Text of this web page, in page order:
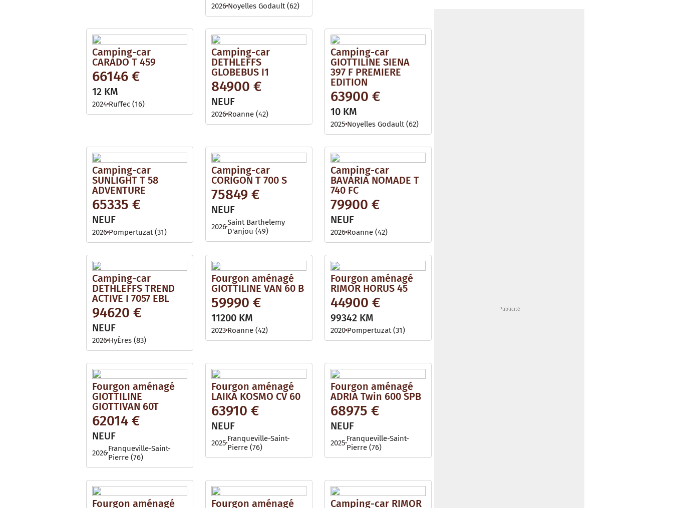
2026 Noyelles Godault (62)
Camping-car
CARADO T 459
66146 €
12 KM
2024 Ruffec (16)
Camping-car
DETHLEFFS
GLOBEBUS I1
84900 €
NEUF
2026 Roanne (42)
Camping-car
GIOTTILINE SIENA
397 F PREMIERE
EDITION
63900 €
10 KM
2025 Noyelles Godault (62)
Camping-car
SUNLIGHT T 58
ADVENTURE
65335 €
NEUF
2026 Pompertuzat (31)
Camping-car
CORIGON T 700 S
75849 €
NEUF
2026Saint Barthelemy
D'anjou (49)
Camping-car
BAVARIA NOMADE T
740 FC
79900 €
NEUF
2026 Roanne (42)
Camping-car
DETHLEFFS TREND
ACTIVE I 7057 EBL
94620 €
NEUF
2026 HyÈres (83)
Fourgon aménagé
GIOTTILINE VAN 60 B
59990 €
11200 KM
2023 Roanne (42)
Fourgon aménagé
RIMOR HORUS 45
44900 €
99342 KM
2020 Pompertuzat (31)
Fourgon aménagé
GIOTTILINE
GIOTTIVAN 60T
62014 €
NEUF
2026Franqueville-Saint-
Pierre (76)
Fourgon aménagé
LAIKA KOSMO CV 60
63910 €
NEUF
2025 Franqueville-Saint-
Pierre (76)
Fourgon aménagé
ADRIA Twin 600 SPB
68975 €
NEUF
2025 Franqueville-Saint-
Pierre (76)
Fourgon aménagé
Fourgon aménagé
Camping-car RIMOR